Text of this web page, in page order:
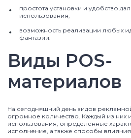
простота установки и удобство
использования;
возможность реализации любых
фантазии.
Виды POS-
материалов
На сегодняшний день видов
огромное количество. Каждый из них
использования, определенные
исполнение, а также способы